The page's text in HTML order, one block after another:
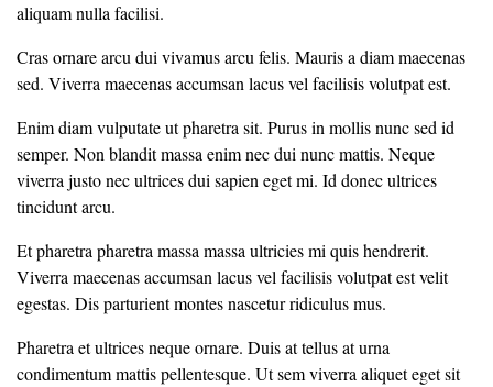
aliquam nulla facilisi.
Cras ornare arcu dui vivamus arcu felis. Mauris a diam maecenas
sed. Viverra maecenas accumsan lacus vel facilisis volutpat est.
Enim diam vulputate ut pharetra sit. Purus in mollis nunc sed id
semper. Non blandit massa enim nec dui nunc mattis. Neque
viverra justo nec ultrices dui sapien eget mi. Id donec ultrices
tincidunt arcu.
Et pharetra pharetra massa massa ultricies mi quis hendrerit.
Viverra maecenas accumsan lacus vel facilisis volutpat est velit
egestas. Dis parturient montes nascetur ridiculus mus.
Pharetra et ultrices neque ornare. Duis at tellus at urna
condimentum mattis pellentesque. Ut sem viverra aliquet eget sit